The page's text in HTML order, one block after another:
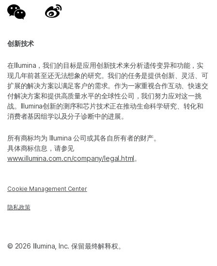
创新技术
在Illumina，我们的目标是应用创新技术来分析遗传变异和功能，实
现几年前甚至还无法想象的研究。我们的任务是提供创新、灵活、可
扩展的解决方案以满足客户的需求。作为一家重视合作互动、快速交
付解决方案和提供高质量水平的全球性公司，我们努力应对这一挑
战。Illumina创新的测序和芯片技术正在推动生命科学研究、转化和
消费者基因组学以及分子诊断中的进展。
所有商标均为 Illumina 公司或其各自所有者的财产。
具体商标信息，请参见
www.illumina.com.cn/company/legal.html。
Cookie Management Center
隐私政策
© 2026 Illumina, Inc. 保留最终解释权。